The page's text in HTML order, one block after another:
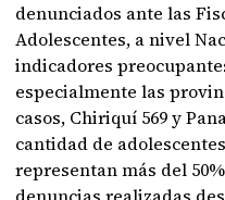
denunciados ante las
Adolescentes, a nivel
indicadores
especialmente las
casos, Chiriquí 569 y
cantidad de
representan más del